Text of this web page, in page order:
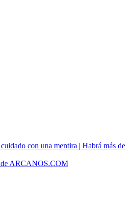
con una mentira | Habrá más de
de ARCANOS.COM